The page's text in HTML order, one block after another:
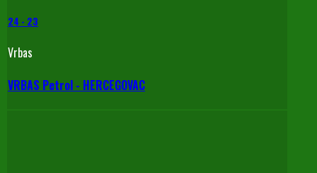
24 - 23
Vrbas
VRBAS Petrol - HERCEGOVAC